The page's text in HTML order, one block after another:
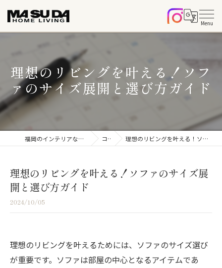
理想のリビングを叶える！ソフ
ァのサイズ展開と選び方ガイド
福岡のインテリアならマスダホームリビング コラム 理想のリビングを叶える！ソファのサイズ展開と選び方ガイド
理想のリビングを叶える！ソファのサイズ展
開と選び方ガイド
2024/10/05
理想のリビングを叶えるためには、ソファのサイズ選び
が重要です。ソファは部屋の中心となるアイテムであ